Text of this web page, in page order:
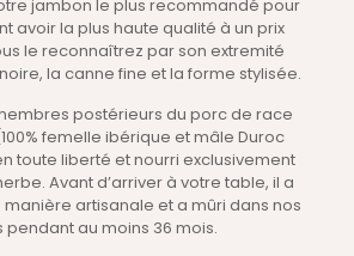
jambon le plus recommandé pour
avoir la plus haute qualité à un prix
le reconnaîtrez par son extremité
la canne fine et la forme stylisée.
postérieurs du porc de race
femelle ibérique et mâle Duroc
toute liberté et nourri exclusivement
Avant d’arriver à votre table, il a
artisanale et a mûri dans nos
pendant au moins 36 mois.